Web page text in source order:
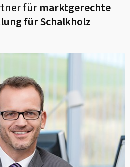
fürmarktgerechte
fürSchalkholz